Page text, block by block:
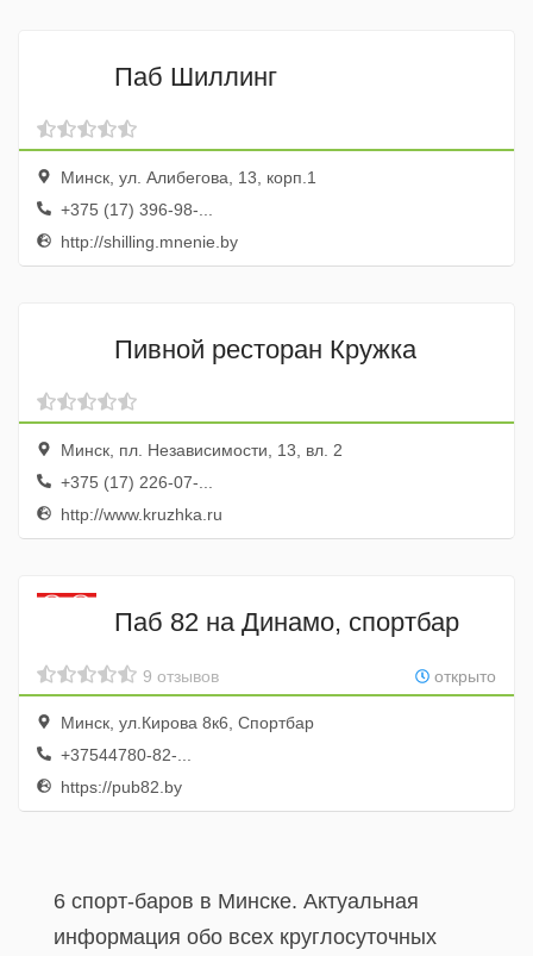
Паб Шиллинг
Минск, ул. Алибегова, 13, корп.1
+375 (17) 396-98-...
http://shilling.mnenie.by
Пивной ресторан Кружка
Минск, пл. Независимости, 13, вл. 2
+375 (17) 226-07-...
http://www.kruzhka.ru
Паб 82 на Динамо, спортбар
открыто
9 отзывов
Минск, ул.Кирова 8к6, Спортбар
+37544780-82-...
https://pub82.by
6 спорт-баров в Минске. Актуальная
информация обо всех круглосуточных